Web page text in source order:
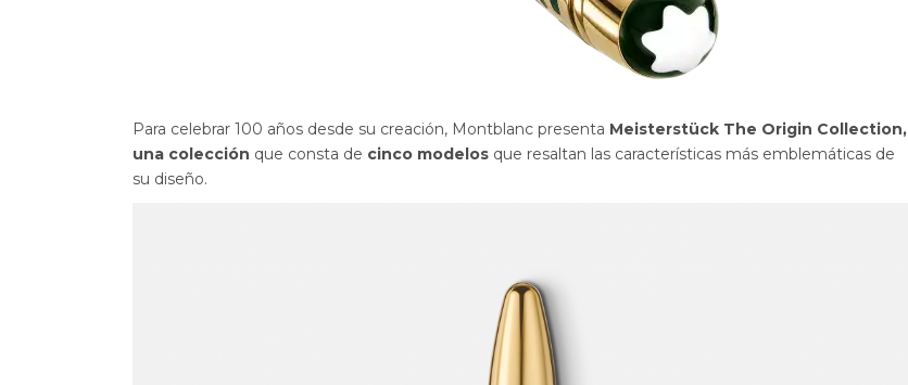
Para celebrar 100 años desde su creación, Montblanc presenta Meisterstück The Origin Collection,
una colección que consta de cinco modelos que resaltan las características más emblemáticas de
su diseño.